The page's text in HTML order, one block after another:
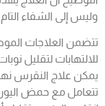
وليس إلى الشفاء
تتضمن العلاجات
للالتهابات لتقليل
يمكن علاج النقرس
تتعامل مع حمض